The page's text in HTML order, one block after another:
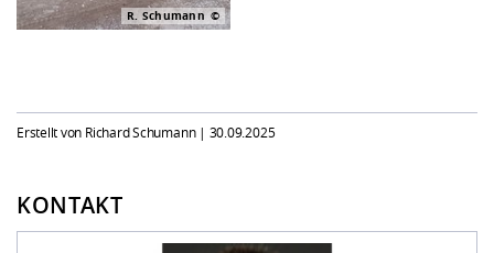
R. Schumann
Erstellt von Richard Schumann | 30.09.2025
KONTAKT